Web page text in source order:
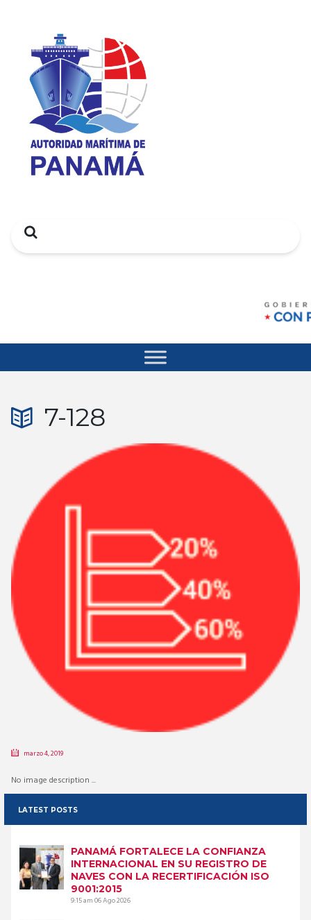
Search
7-128
marzo 4, 2019
No image description ...
LATEST POSTS
PANAMÁ FORTALECE LA CONFIANZA
INTERNACIONAL EN SU REGISTRO DE
NAVES CON LA RECERTIFICACIÓN ISO
9001:2015
9:15 am06 Ago 2026